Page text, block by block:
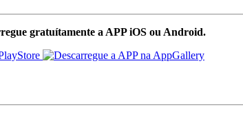
gratuítamente a APP iOS ou Android.